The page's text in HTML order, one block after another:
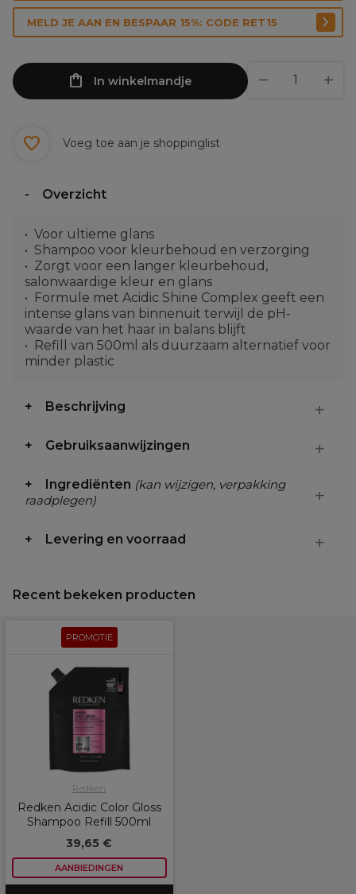
MELD JE AAN EN BESPAAR 15%: CODE RET15
In winkelmandje
Voeg toe aan je shoppinglist
Overzicht
Voor ultieme glans
Shampoo voor kleurbehoud en verzorging
Zorgt voor een langer kleurbehoud,
salonwaardige kleur en glans
Formule met Acidic Shine Complex geeft een
intense glans van binnenuit terwijl de pH-
waarde van het haar in balans blijft
Refill van 500ml als duurzaam alternatief voor
minder plastic
Beschrijving
Gebruiksaanwijzingen
Ingrediënten (kan wijzigen, verpakking
raadplegen)
Levering en voorraad
Recent bekeken producten
PROMOTIE
Redken
Redken Acidic Color Gloss
Shampoo Refill 500ml
39,65 €
AANBIEDINGEN